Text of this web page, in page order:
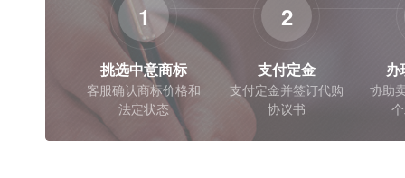
1
挑选中意商标
客服确认商标价格和
法定状态
2
支付定金
支付定金并签订代购
协议书
办
协助